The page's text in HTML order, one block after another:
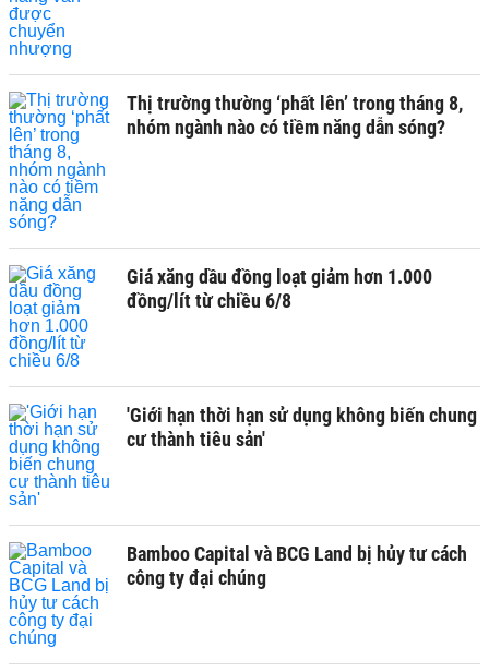
Thị trường thường ‘phất lên’ trong tháng 8,
nhóm ngành nào có tiềm năng dẫn sóng?
Giá xăng dầu đồng loạt giảm hơn 1.000
đồng/lít từ chiều 6/8
'Giới hạn thời hạn sử dụng không biến chung
cư thành tiêu sản'
Bamboo Capital và BCG Land bị hủy tư cách
công ty đại chúng